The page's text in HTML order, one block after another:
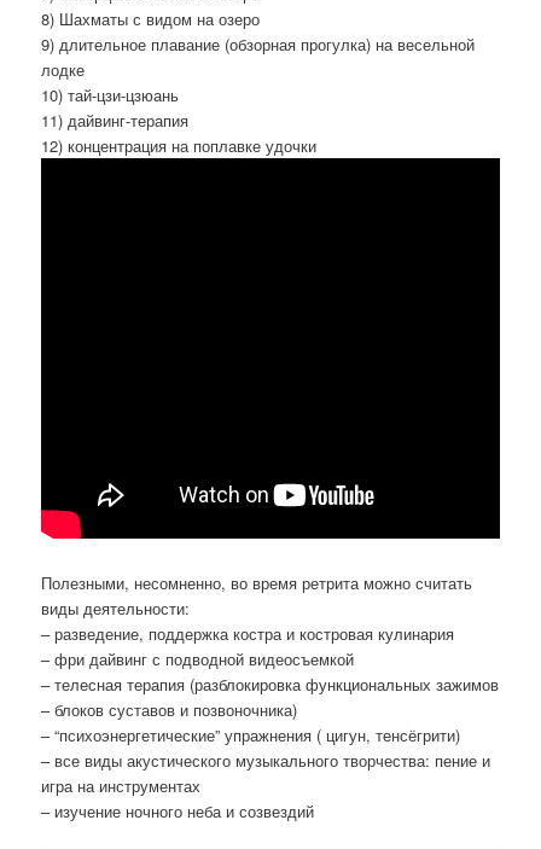
8) Шахматы с видом на озеро
9) длительное плавание (обзорная прогулка) на весельной
лодке
10) тай-цзи-цзюань
11) дайвинг-терапия
12) концентрация на поплавке удочки
Полезными, несомненно, во время ретрита можно считать
виды деятельности:
– разведение, поддержка костра и костровая кулинария
– фри дайвинг с подводной видеосъемкой
– телесная терапия (разблокировка функциональных зажимов
– блоков суставов и позвоночника)
– “психоэнергетические” упражнения ( цигун, тенсёгрити)
– все виды акустического музыкального творчества: пение и
игра на инструментах
– изучение ночного неба и созвездий